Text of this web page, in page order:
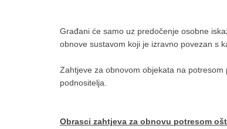
Građani će samo uz predočenje osobne
obnove sustavom koji je izravno povezan s
Zahtjeve za obnovom objekata na
podnositelja.
Obrasci zahtjeva za obnovu potresom